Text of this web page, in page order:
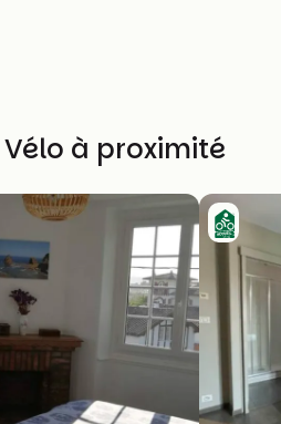
Vélo à proximité